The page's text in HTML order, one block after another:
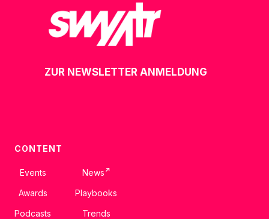
ZUR NEWSLETTER ANMELDUNG
CONTENT
Events
Awards
Podcasts
News ↗
Playbooks
Trends